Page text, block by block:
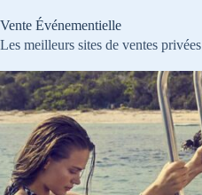
au
contenu
Vente Événementielle
Les meilleurs sites de ventes privées